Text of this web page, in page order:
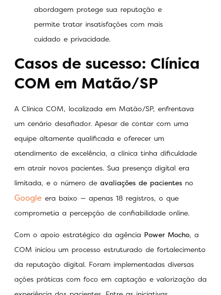
abordagem protege sua reputação e
permite tratar insatisfações com mais
cuidado e privacidade.
Casos de sucesso: Clínica
COM em Matão/SP
A Clínica COM, localizada em Matão/SP, enfrentava
um cenário desafiador. Apesar de contar com uma
equipe altamente qualificada e oferecer um
atendimento de excelência, a clínica tinha dificuldade
em atrair novos pacientes. Sua presença digital era
limitada, e o número de avaliações de pacientes no
Google era baixo — apenas 18 registros, o que
comprometia a percepção de confiabilidade online.
Com o apoio estratégico da agência Power Mocho, a
COM iniciou um processo estruturado de fortalecimento
da reputação digital. Foram implementadas diversas
ações práticas com foco em captação e valorização da